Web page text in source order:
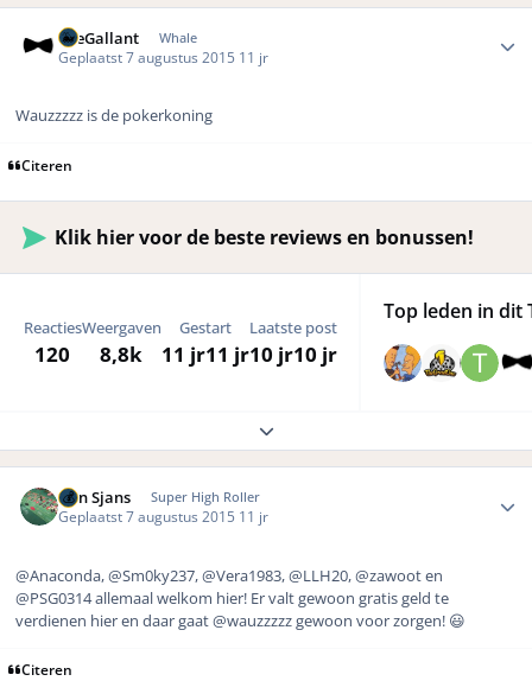
TheGallant Whale
Geplaatst7 augustus 2015 11 jr
Wauzzzzz is de pokerkoning
Citeren
Klik hier voor de beste reviews en bonussen!
Reacties
120
Weergaven
8,8k
Gestart
11 jr11 jr
Laatste post
10 jr10 jr
Top leden in dit
Expand topic overview
Bon Sjans Super High Roller
Geplaatst7 augustus 2015 11 jr
@Anaconda, @Sm0ky237, @Vera1983, @LLH20, @zawoot en
@PSG0314 allemaal welkom hier! Er valt gewoon gratis geld te
verdienen hier en daar gaat @wauzzzzz gewoon voor zorgen! 😃
Citeren